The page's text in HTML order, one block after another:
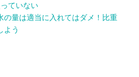
ていない
量は適当に入れてはダメ！比重
よう